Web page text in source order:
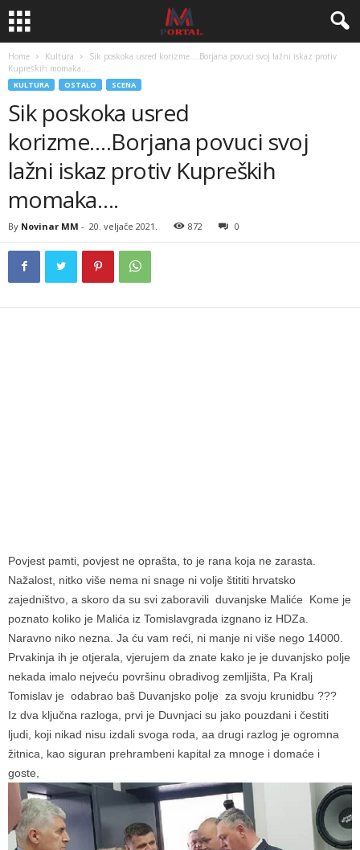
Home Kultura
Sik poskoka usred korizme….Borjana povuci svoj lažni iskaz protiv
Kupreških momaka….
KULTURA OSTALO SCENA
Sik poskoka usred
korizme….Borjana povuci svoj
lažni iskaz protiv Kupreških
momaka….
By Novinar MM - 20. veljače 2021. 872 0
Povjest pamti, povjest ne oprašta, to je rana koja ne zarasta.
Nažalost, nitko više nema ni snage ni volje štititi hrvatsko
zajedništvo, a skoro da su svi zaboravili duvanjske Maliće Kome je
poznato koliko je Malića iz Tomislavgrada izgnano iz HDZa.
Naravno niko nezna. Ja ću vam reći, ni manje ni više nego 14000.
Prvakinja ih je otjerala, vjerujem da znate kako je je duvanjsko polje
nekada imalo nejveću površinu obradivog zemljišta, Pa Kralj
Tomislav je odabrao baš Duvanjsko polje za svoju krunidbu ???
Iz dva ključna razloga, prvi je Duvnjaci su jako pouzdani i čestiti
ljudi, koji nikad nisu izdali svoga roda, aa drugi razlog je ogromna
žitnica, kao siguran prehrambeni kapital za mnoge i domaće i
goste,